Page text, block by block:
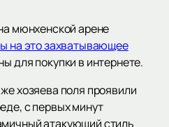
мюнхенской арене
на это захватывающее
для покупки в интернете.
хозяева поля проявили
с первых минут
атакующий стиль